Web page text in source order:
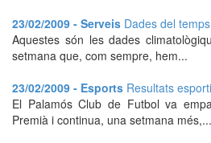
23/02/2009 - Serveis Dades del temps
Aquestes són les dades
setmana que, com sempre, hem...
23/02/2009 - Esports Resultats
El Palamós Club de Futbol va
Premià i continua, una setmana més,...